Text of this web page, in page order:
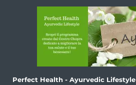
Perfect Health - Ayurvedic Lifestyle